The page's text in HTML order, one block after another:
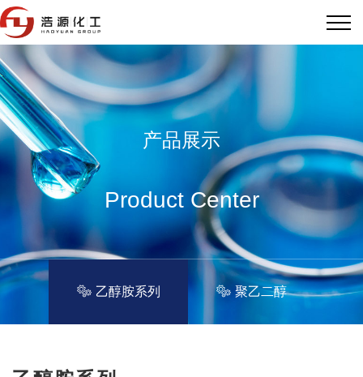
产品展示
Product Center
乙醇胺系列 聚乙二醇